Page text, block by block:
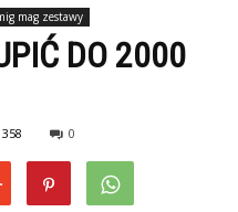
mag zestawy
DO 2000
358 0